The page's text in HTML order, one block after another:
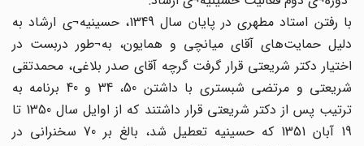
با رفتن استاد مطهری در پایان سال 1349، حسینیه¬ی ارشاد به
دلیل حمایت‌های آقای میانچی و همایون، به¬طور دربست در
اختیار دکتر شریعتی قرار گرفت گرچه آقای صدر بلاغی، محمدتقی
شریعتی و مرتضی شبستری با داشتن 50، 34 و 40 برنامه به
ترتیب پس از دکتر شریعتی قرار داشتند که از اوایل سال 1350 تا
19 آبان 1351 که حسینیه تعطیل شد، بالغ بر 70 سخنرانی در